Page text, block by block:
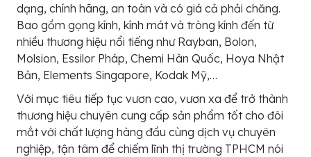
dạng, chính hãng, an toàn và có giá cả phải chăng.
Bao gồm gọng kính, kính mát và tròng kính đến từ
nhiều thương hiệu nổi tiếng như Rayban, Bolon,
Molsion, Essilor Pháp, Chemi Hàn Quốc, Hoya Nhật
Bản, Elements Singapore, Kodak Mỹ,…
Với mục tiêu tiếp tục vươn cao, vươn xa để trở thành
thương hiệu chuyên cung cấp sản phẩm tốt cho đôi
mắt với chất lượng hàng đầu cùng dịch vụ chuyên
nghiệp, tận tâm để chiếm lĩnh thị trường TPHCM nói